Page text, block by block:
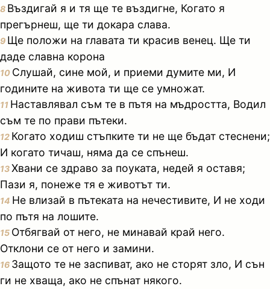
8 Въздигай я и тя ще те въздигне, Когато я
прегърнеш, ще ти докара слава.
9 Ще положи на главата ти красив венец. Ще ти
даде славна корона
10 Слушай, сине мой, и приеми думите ми, И
годините на живота ти ще се умножат.
11 Наставлявал съм те в пътя на мъдростта, Водил
съм те по прави пътеки.
12 Когато ходиш стъпките ти не ще бъдат стеснени;
И когато тичаш, няма да се спънеш.
13Хвани се здраво за поуката, недей я оставя;
Пази я, понеже тя е животът ти.
14 Не влизай в пътеката на нечестивите, И не ходи
по пътя на лошите.
15 Отбягвай от него, не минавай край него.
Отклони се от него и замини.
16 Защото те не заспиват, ако не сторят зло, И сън
ги не хваща, ако не спънат някого.